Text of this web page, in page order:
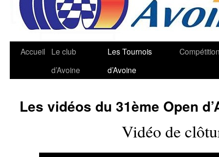
Accueil
Le club
d’Avoine
Les Tournois
d’Avoine
Les vidéos du 31ème Open
Vidéo de